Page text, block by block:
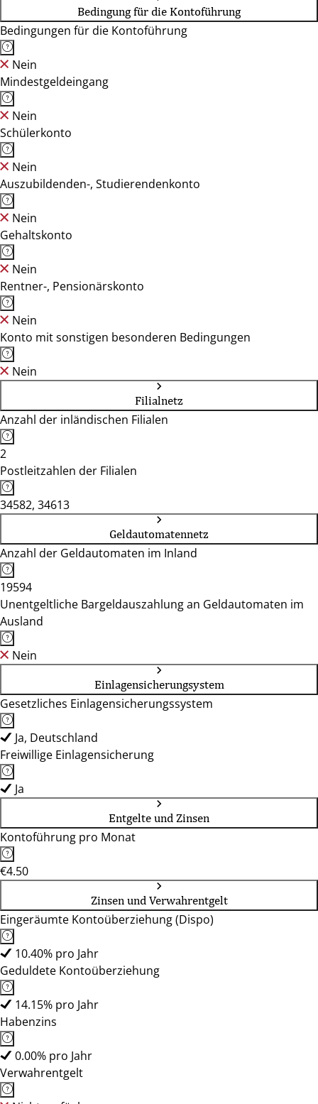
Bedingung für die Kontoführung
Bedingungen für die Kontoführung
Nein
Mindestgeldeingang
Nein
Schülerkonto
Nein
Auszubildenden-, Studierendenkonto
Nein
Gehaltskonto
Nein
Rentner-, Pensionärskonto
Nein
Konto mit sonstigen besonderen Bedingungen
Nein
Filialnetz
Anzahl der inländischen Filialen
2
Postleitzahlen der Filialen
34582, 34613
Geldautomatennetz
Anzahl der Geldautomaten im Inland
19594
Unentgeltliche Bargeldauszahlung an Geldautomaten im
Ausland
Nein
Einlagensicherungsystem
Gesetzliches Einlagensicherungssystem
Ja, Deutschland
Freiwillige Einlagensicherung
Ja
Entgelte und Zinsen
Kontoführung pro Monat
€4.50
Zinsen und Verwahrentgelt
Eingeräumte Kontoüberziehung (Dispo)
10.40% pro Jahr
Geduldete Kontoüberziehung
14.15% pro Jahr
Habenzins
0.00% pro Jahr
Verwahrentgelt